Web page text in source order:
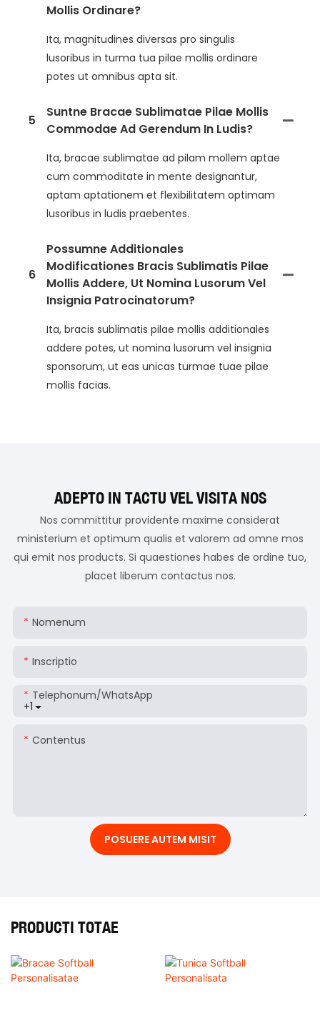
Mollis Ordinare?
Ita, magnitudines diversas pro singulis
lusoribus in turma tua pilae mollis ordinare
potes ut omnibus apta sit.
5
Suntne Bracae Sublimatae Pilae Mollis
Commodae Ad Gerendum In Ludis?
Ita, bracae sublimatae ad pilam mollem aptae
cum commoditate in mente designantur,
aptam aptationem et flexibilitatem optimam
lusoribus in ludis praebentes.
6
Possumne Additionales
Modificationes Bracis Sublimatis Pilae
Mollis Addere, Ut Nomina Lusorum Vel
Insignia Patrocinatorum?
Ita, bracis sublimatis pilae mollis additionales
addere potes, ut nomina lusorum vel insignia
sponsorum, ut eas unicas turmae tuae pilae
mollis facias.
ADEPTO IN TACTU VEL VISITA NOS
Nos committitur providente maxime considerat
ministerium et optimum qualis et valorem ad omne mos
qui emit nos products. Si quaestiones habes de ordine tuo,
placet liberum contactus nos.
Nomenum
Inscriptio
+1
Telephonum/WhatsApp
Contentus
POSUERE AUTEM MISIT
PRODUCTI TOTAE